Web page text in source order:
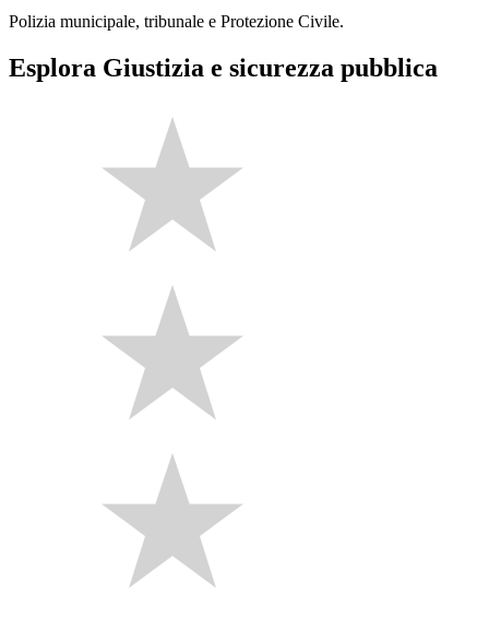
Polizia municipale, tribunale e Protezione Civile.
Esplora Giustizia e sicurezza pubblica